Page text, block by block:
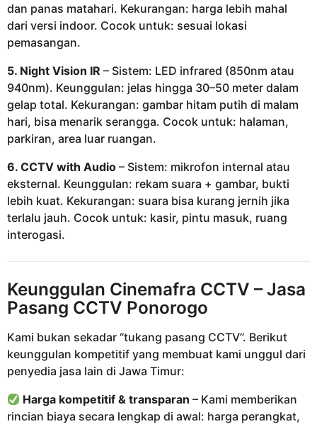
dan panas matahari. Kekurangan: harga lebih mahal
dari versi indoor. Cocok untuk: sesuai lokasi
pemasangan.
5. Night Vision IR – Sistem: LED infrared (850nm atau
940nm). Keunggulan: jelas hingga 30–50 meter dalam
gelap total. Kekurangan: gambar hitam putih di malam
hari, bisa menarik serangga. Cocok untuk: halaman,
parkiran, area luar ruangan.
6. CCTV with Audio – Sistem: mikrofon internal atau
eksternal. Keunggulan: rekam suara + gambar, bukti
lebih kuat. Kekurangan: suara bisa kurang jernih jika
terlalu jauh. Cocok untuk: kasir, pintu masuk, ruang
interogasi.
Keunggulan Cinemafra CCTV – Jasa
Pasang CCTV Ponorogo
Kami bukan sekadar “tukang pasang CCTV”. Berikut
keunggulan kompetitif yang membuat kami unggul dari
penyedia jasa lain di Jawa Timur:
Harga kompetitif & transparan – Kami memberikan
rincian biaya secara lengkap di awal: harga perangkat,